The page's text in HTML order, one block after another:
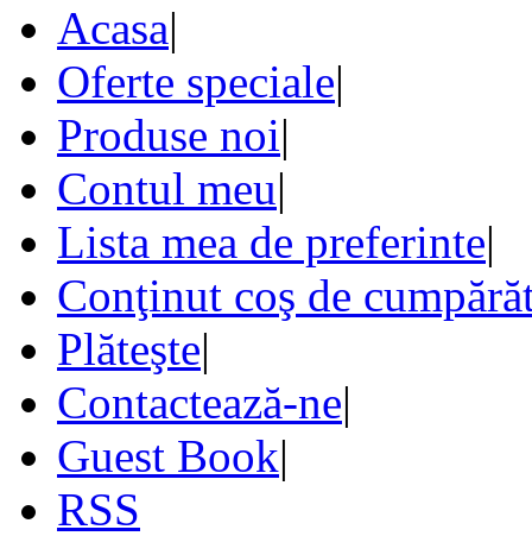
Acasa|
Oferte speciale|
Produse noi|
Contul meu|
Lista mea de preferinte|
Conţinut coş de
Plăteşte|
Contactează-ne|
Guest Book|
RSS